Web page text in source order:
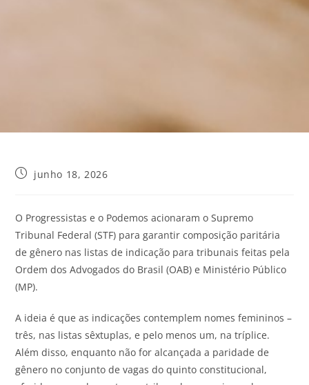
junho 18, 2026
O Progressistas e o Podemos acionaram o Supremo
Tribunal Federal (STF) para garantir composição paritária
de gênero nas listas de indicação para tribunais feitas pela
Ordem dos Advogados do Brasil (OAB) e Ministério Público
(MP).
A ideia é que as indicações contemplem nomes femininos –
três, nas listas sêxtuplas, e pelo menos um, na tríplice.
Além disso, enquanto não for alcançada a paridade de
gênero no conjunto de vagas do quinto constitucional,